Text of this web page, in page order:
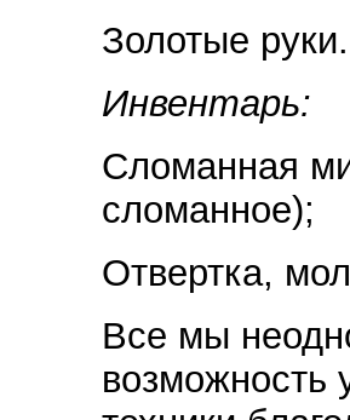
Золотые руки.
Инвентарь:
Сломанная
сломанное);
Отвертка,
Все мы
возможность